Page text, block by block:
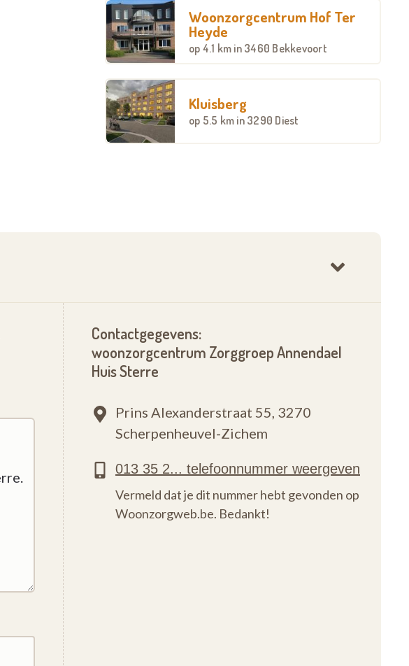
Woonzorgcentrum Hof Ter
Heyde
op 4.1 km in 3460 Bekkevoort
Kluisberg
op 5.5 km in 3290 Diest
Contactgegevens:
woonzorgcentrum Zorggroep Annendael
Huis Sterre
Prins Alexanderstraat 55, 3270
Scherpenheuvel-Zichem
Vermeld dat je dit nummer hebt gevonden op
Woonzorgweb.be. Bedankt!